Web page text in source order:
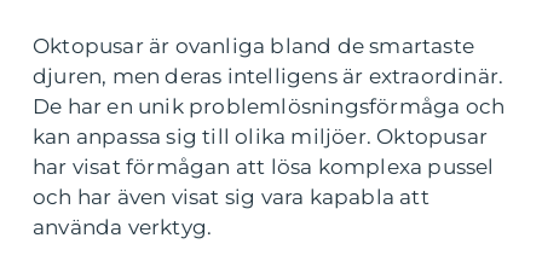
Oktopusar är ovanliga bland de smartaste
djuren, men deras intelligens är extraordinär.
De har en unik problemlösningsförmåga och
kan anpassa sig till olika miljöer. Oktopusar
har visat förmågan att lösa komplexa pussel
och har även visat sig vara kapabla att
använda verktyg.